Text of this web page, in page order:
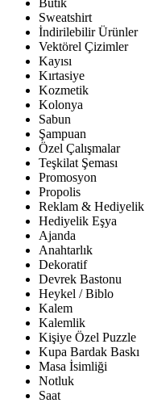
Butik
Sweatshirt
İndirilebilir Ürünler
Vektörel Çizimler
Kayısı
Kırtasiye
Kozmetik
Kolonya
Sabun
Şampuan
Özel Çalışmalar
Teşkilat Şeması
Promosyon
Propolis
Reklam & Hediyelik
Hediyelik Eşya
Ajanda
Anahtarlık
Dekoratif
Devrek Bastonu
Heykel / Biblo
Kalem
Kalemlik
Kişiye Özel Puzzle
Kupa Bardak Baskı
Masa İsimliği
Notluk
Saat